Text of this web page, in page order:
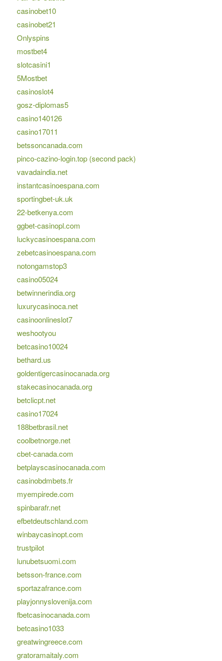
casinobet10
casinobet21
Onlyspins
mostbet4
slotcasini1
5Mostbet
casinoslot4
gosz-diplomas5
casino140126
casino17011
betssoncanada.com
pinco-cazino-login.top (second pack)
vavadaindia.net
instantcasinoespana.com
sportingbet-uk.uk
22-betkenya.com
ggbet-casinopl.com
luckycasinoespana.com
zebetcasinoespana.com
notongamstop3
casino05024
betwinnerindia.org
luxurycasinoca.net
casinoonlineslot7
weshootyou
betcasino10024
bethard.us
goldentigercasinocanada.org
stakecasinocanada.org
betclicpt.net
casino17024
188betbrasil.net
coolbetnorge.net
cbet-canada.com
betplayscasinocanada.com
casinobdmbets.fr
myempirede.com
spinbarafr.net
efbetdeutschland.com
winbaycasinopt.com
trustpilot
lunubetsuomi.com
betsson-france.com
sportazafrance.com
playjonnyslovenija.com
fbetcasinocanada.com
betcasino1033
greatwingreece.com
gratoramaitaly.com